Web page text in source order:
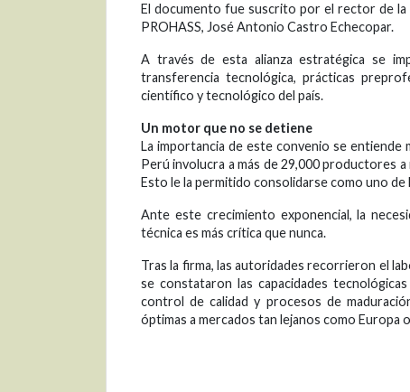
El documento fue suscrito por el rector de
PROHASS, José Antonio Castro Echecopar.
A través de esta alianza estratégica se
transferencia tecnológica, prácticas
científico y tecnológico del país.
Un motor que no se detiene
La importancia de este convenio se entiende
Perú involucra a más de 29,000 productores
Esto le la permitido consolidarse como uno de
Ante este crecimiento exponencial, la
técnica es más crítica que nunca.
Tras la firma, las autoridades recorrieron el
se constataron las capacidades
control de calidad y procesos de
óptimas a mercados tan lejanos como Europa